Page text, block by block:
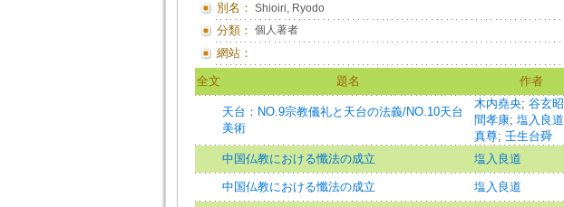
別名： Shioiri, Ryodo
分類： 個人著者
網站：
全文 題名 作者
天台：NO.9宗教儀礼と天台の法義/NO.10天台
美術
木内堯央; 谷玄昭
間孝康; 塩入良道
真尊; 壬生台舜
中国仏教における懺法の成立 塩入良道
中国仏教における懺法の成立 塩入良道